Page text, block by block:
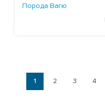
Порода Вагю
1 2 3 4